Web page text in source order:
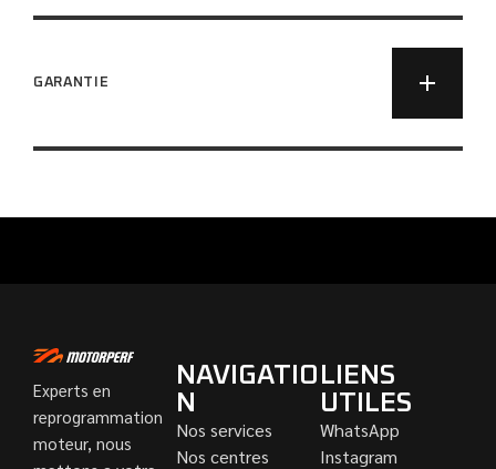
GARANTIE
Experts en
reprogrammation
moteur, nous
NAVIGATIO
N
Nos services
Nos centres
LIENS
UTILES
WhatsApp
Instagram